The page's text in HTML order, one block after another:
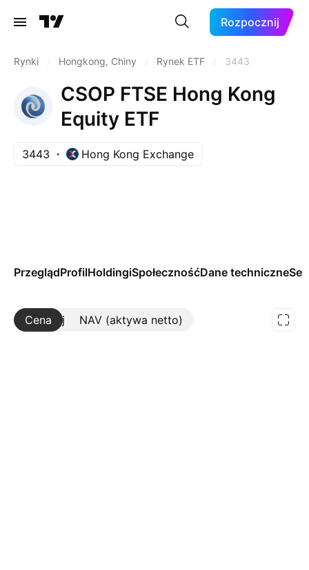
Rozpocznij
Rynki Hongkong, Chiny Rynek ETF 3443
CSOP FTSE Hong Kong
Equity ETF
3443 Hong Kong Exchange
PrzeglądProfilHoldingiSpołecznośćDane techniczne
Cena NAV (aktywa netto)
Więcej